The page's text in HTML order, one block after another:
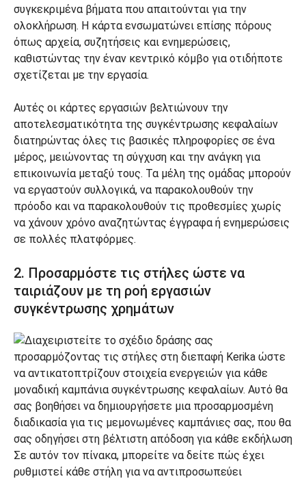
συγκεκριμένα βήματα που απαιτούνται για την
ολοκλήρωση. Η κάρτα ενσωματώνει επίσης πόρους
όπως αρχεία, συζητήσεις και ενημερώσεις,
καθιστώντας την έναν κεντρικό κόμβο για οτιδήποτε
σχετίζεται με την εργασία.
Αυτές οι κάρτες εργασιών βελτιώνουν την
αποτελεσματικότητα της συγκέντρωσης κεφαλαίων
διατηρώντας όλες τις βασικές πληροφορίες σε ένα
μέρος, μειώνοντας τη σύγχυση και την ανάγκη για
επικοινωνία μεταξύ τους. Τα μέλη της ομάδας μπορούν
να εργαστούν συλλογικά, να παρακολουθούν την
πρόοδο και να παρακολουθούν τις προθεσμίες χωρίς
να χάνουν χρόνο αναζητώντας έγγραφα ή ενημερώσεις
σε πολλές πλατφόρμες.
2. Προσαρμόστε τις στήλες ώστε να
ταιριάζουν με τη ροή εργασιών
συγκέντρωσης χρημάτων
Σε αυτόν τον πίνακα, μπορείτε να δείτε πώς έχει
ρυθμιστεί κάθε στήλη για να αντιπροσωπεύει